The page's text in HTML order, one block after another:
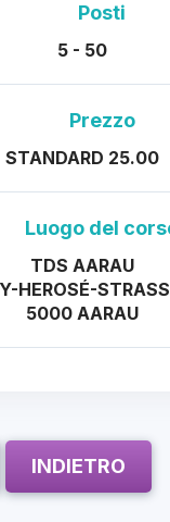
Posti
5 - 50
Prezzo
STANDARD 25.00
Luogo del
TDS AARAU
HEROSÉ-
5000 AARAU
INDIETRO